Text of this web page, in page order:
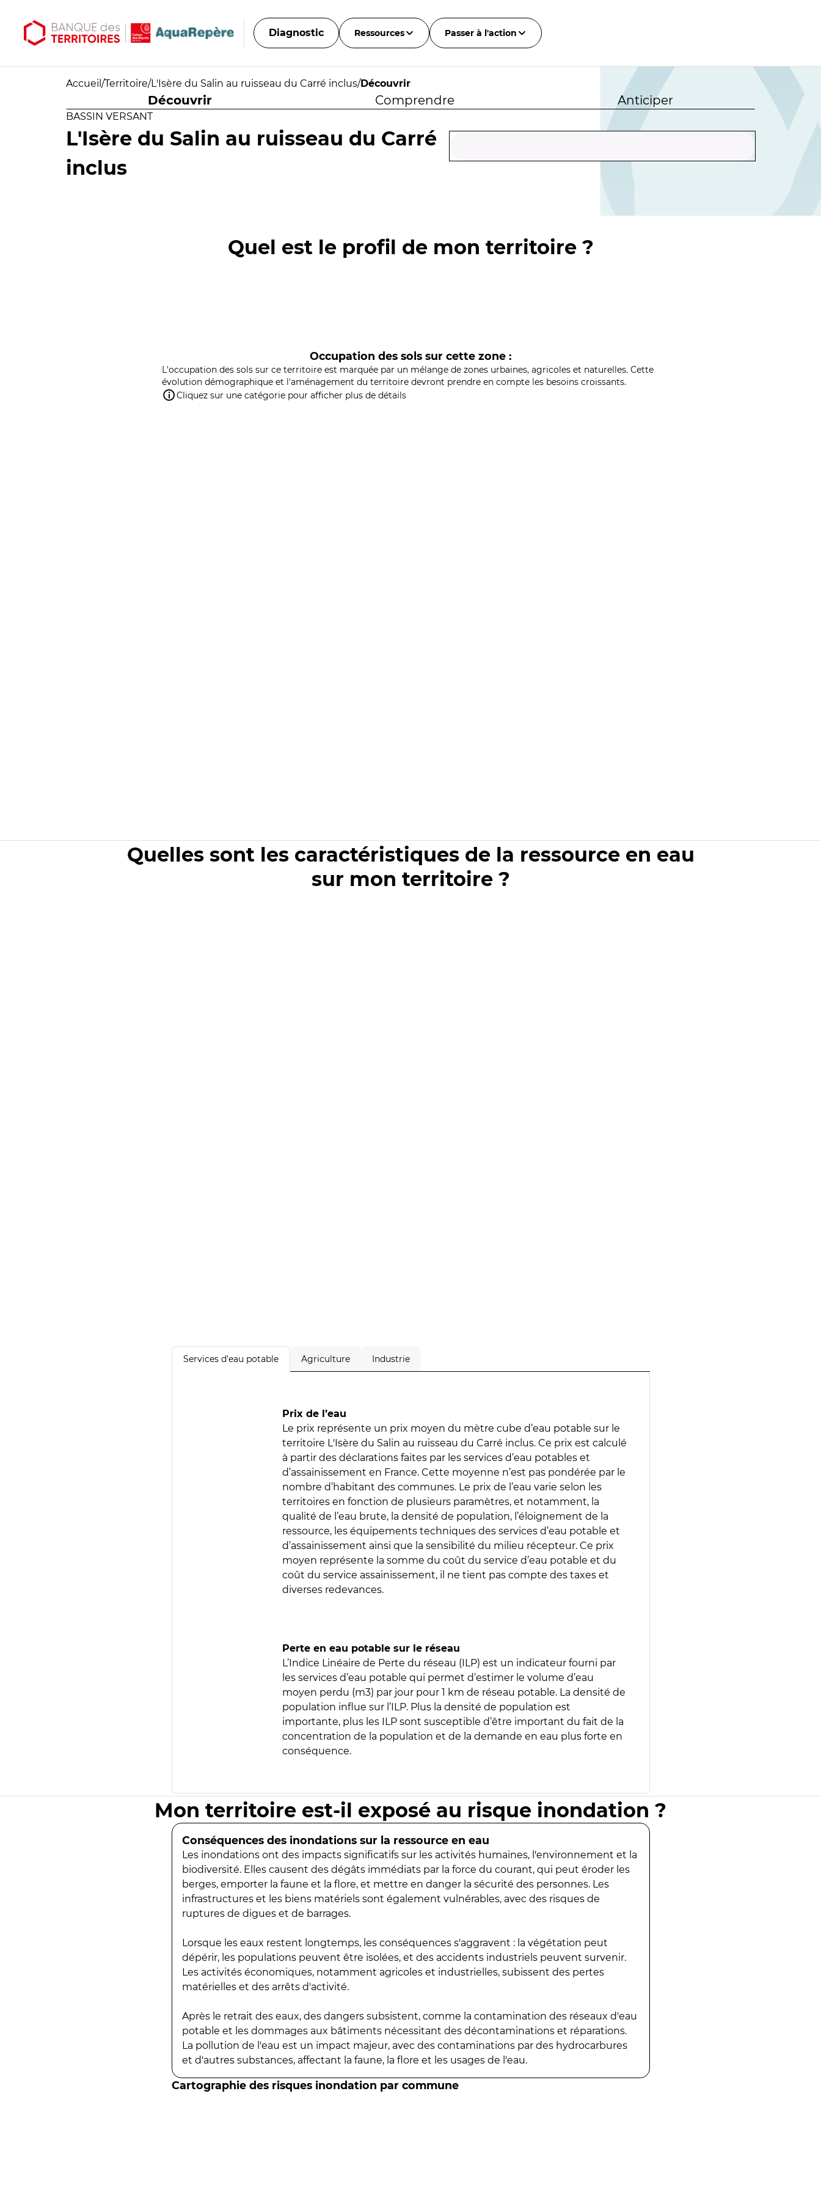
Diagnostic Ressources Passer à l'action
Accueil /Territoire/L'Isère du Salin au ruisseau du Carré inclus/Découvrir
Découvrir Comprendre Anticiper
BASSIN VERSANT
L'Isère du Salin au ruisseau du Carré
inclus
Quel est le profil de mon territoire ?
Occupation des sols sur cette zone :
L'occupation des sols sur ce territoire est marquée par un mélange de zones urbaines, agricoles et naturelles. Cette
évolution démographique et l'aménagement du territoire devront prendre en compte les besoins croissants.
Cliquez sur une catégorie pour afficher plus de détails
Quelles sont les caractéristiques de la ressource en eau
sur mon territoire ?
Services d'eau potable Agriculture Industrie
Prix de l’eau
Le prix représente un prix moyen du mètre cube d’eau potable sur le
territoire L'Isère du Salin au ruisseau du Carré inclus. Ce prix est calculé
à partir des déclarations faites par les services d’eau potables et
d’assainissement en France. Cette moyenne n’est pas pondérée par le
nombre d’habitant des communes. Le prix de l’eau varie selon les
territoires en fonction de plusieurs paramètres, et notamment, la
qualité de l’eau brute, la densité de population, l’éloignement de la
ressource, les équipements techniques des services d’eau potable et
d’assainissement ainsi que la sensibilité du milieu récepteur. Ce prix
moyen représente la somme du coût du service d’eau potable et du
coût du service assainissement, il ne tient pas compte des taxes et
diverses redevances.
Perte en eau potable sur le réseau
L’Indice Linéaire de Perte du réseau (ILP) est un indicateur fourni par
les services d’eau potable qui permet d’estimer le volume d’eau
moyen perdu (m3) par jour pour 1 km de réseau potable. La densité de
population influe sur l’ILP. Plus la densité de population est
importante, plus les ILP sont susceptible d’être important du fait de la
concentration de la population et de la demande en eau plus forte en
conséquence.
Mon territoire est-il exposé au risque inondation ?
Conséquences des inondations sur la ressource en eau
Les inondations ont des impacts significatifs sur les activités humaines, l'environnement et la
biodiversité. Elles causent des dégâts immédiats par la force du courant, qui peut éroder les
berges, emporter la faune et la flore, et mettre en danger la sécurité des personnes. Les
infrastructures et les biens matériels sont également vulnérables, avec des risques de
ruptures de digues et de barrages.
Lorsque les eaux restent longtemps, les conséquences s'aggravent : la végétation peut
dépérir, les populations peuvent être isolées, et des accidents industriels peuvent survenir.
Les activités économiques, notamment agricoles et industrielles, subissent des pertes
matérielles et des arrêts d'activité.
Après le retrait des eaux, des dangers subsistent, comme la contamination des réseaux d'eau
potable et les dommages aux bâtiments nécessitant des décontaminations et réparations.
La pollution de l'eau est un impact majeur, avec des contaminations par des hydrocarbures
et d'autres substances, affectant la faune, la flore et les usages de l'eau.
Cartographie des risques inondation par commune